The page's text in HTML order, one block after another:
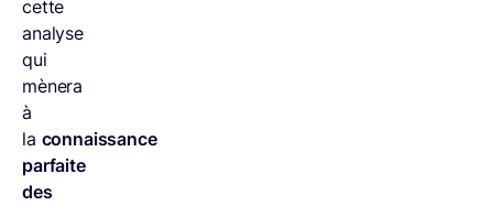
cette
analyse
qui
mènera
à
la connaissance
parfaite
des